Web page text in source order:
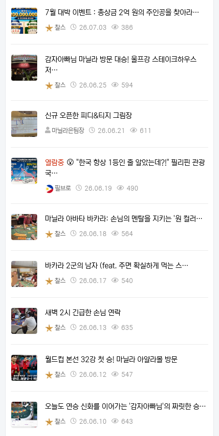
7월 대박 이벤트 : 총상금 2억 원의 주인공을 찾아라…
찰스 26.07.03 386
감자아빠님 마닐라 방문 대승! 울프강 스테이크하우스
저…
찰스 26.06.25 594
신규 오픈한 피디&티지 그림장
마닐라은팀장 26.06.21 611
열람중 😮 "한국 항상 1등인 줄 알았는데?!" 필리핀 관광
국…
필브로 26.06.19 490
마닐라 아바타 바카라: 손님의 멘탈을 지키는 '원 컬러…
찰스 26.06.18 564
바카라 2군의 남자 (feat. 주면 확실하게 먹는 스…
찰스 26.06.17 540
새벽 2시 긴급한 손님 연락
찰스 26.06.13 635
월드컵 본선 32강 첫 승! 마닐라 아얄라몰 방문
찰스 26.06.12 547
오늘도 연승 신화를 이어가는 '감자아빠님'의 짜릿한 승…
찰스 26.06.10 643